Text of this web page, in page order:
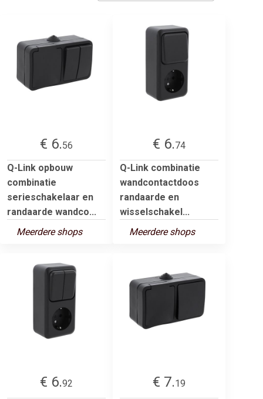
€ 6.56
Q-Link opbouw
combinatie
serieschakelaar en
randaarde wandco...
Meerdere shops
€ 6.74
Q-Link combinatie
wandcontactdoos
randaarde en
wisselschakel...
Meerdere shops
€ 6.92
€ 7.19